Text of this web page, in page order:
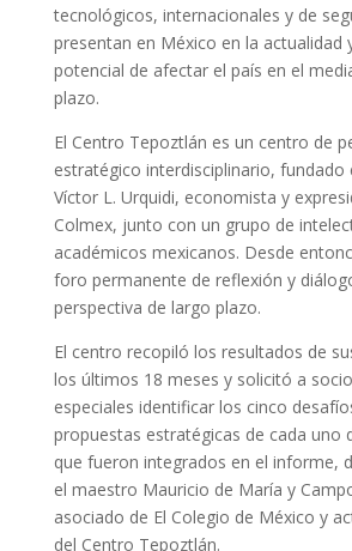
tecnológicos, internacionales y de
presentan en México en la actualidad
potencial de afectar el país en el
plazo.
El Centro Tepoztlán es un centro de
estratégico interdisciplinario, fundado
Víctor L. Urquidi, economista y
Colmex, junto con un grupo de
académicos mexicanos. Desde
foro permanente de reflexión y
perspectiva de largo plazo.
El centro recopiló los resultados de
los últimos 18 meses y solicitó a
especiales identificar los cinco
propuestas estratégicas de cada uno
que fueron integrados en el informe,
el maestro Mauricio de María y
asociado de El Colegio de México y
del Centro Tepoztlán.